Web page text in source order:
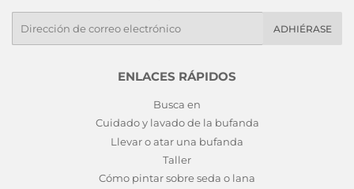
ADHIÉRASE
ENLACES RÁPIDOS
Busca en
Cuidado y lavado de la bufanda
Llevar o atar una bufanda
Taller
Cómo pintar sobre seda o lana